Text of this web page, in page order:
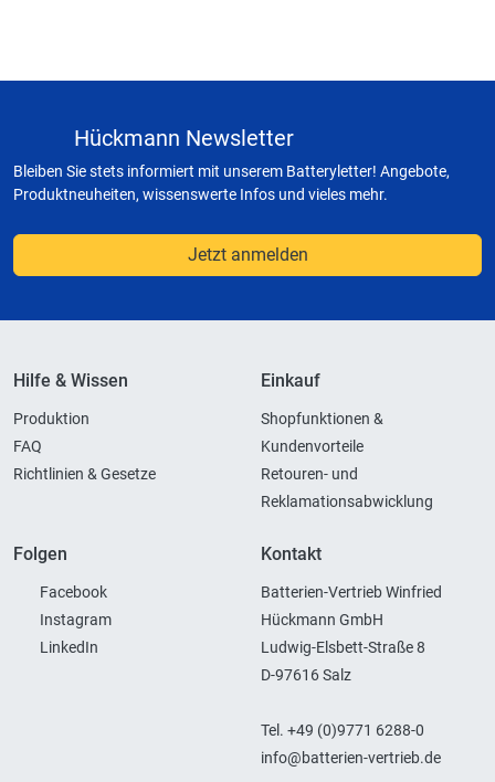
Hückmann Newsletter
Bleiben Sie stets informiert mit unserem Batteryletter! Angebote,
Produktneuheiten, wissenswerte Infos und vieles mehr.
Jetzt anmelden
Hilfe & Wissen
Produktion
FAQ
Richtlinien & Gesetze
Einkauf
Shopfunktionen &
Kundenvorteile
Retouren- und
Reklamationsabwicklung
Folgen
Facebook
Instagram
LinkedIn
Kontakt
Batterien-Vertrieb Winfried
Hückmann GmbH
Ludwig-Elsbett-Straße 8
D-97616 Salz
Tel. +49 (0)9771 6288-0
info@batterien-vertrieb.de